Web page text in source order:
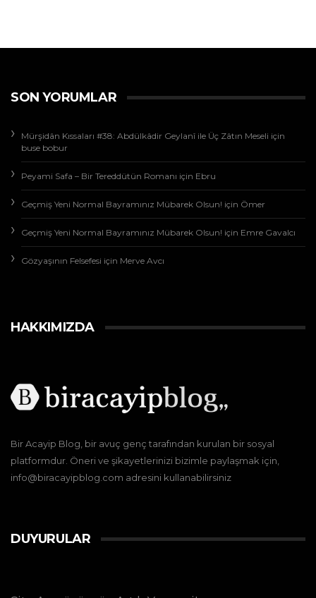
SON YORUMLAR
Mürşidân Kıssaları #38: Abdülkâdir Geylanî ile Üç Zâtın Meseli için
buse bobur
Peyami Safa – Bir Tereddütün Romanı için Ebru
Geçmiş Yeni Normal Bayramınız Mübarek Olsun! için Ömer
Geçmiş Yeni Normal Bayramınız Mübarek Olsun! için Emre Gavalcı
Gözyaşının Felsefesi için Merve Avcı
HAKKIMIZDA
Bir Acayip Blog, bir avuç genç tarafından kurulan bir sosyal
platformdur. Öneri ve şikayetlerinizi bizimle paylaşmak için,
info@biracayipblog.com adresini kullanabilirsiniz
DUYURULAR